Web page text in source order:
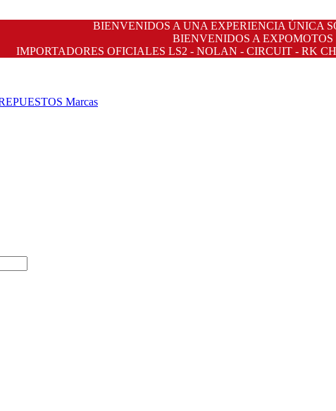
BIENVENIDOS A UNA EXPERIENCIA ÚNICA
BIENVENIDOS A EXPOMOTOS
IMPORTADORES OFICIALES LS2 - NOLAN - CIRCUIT - RK
Marcas